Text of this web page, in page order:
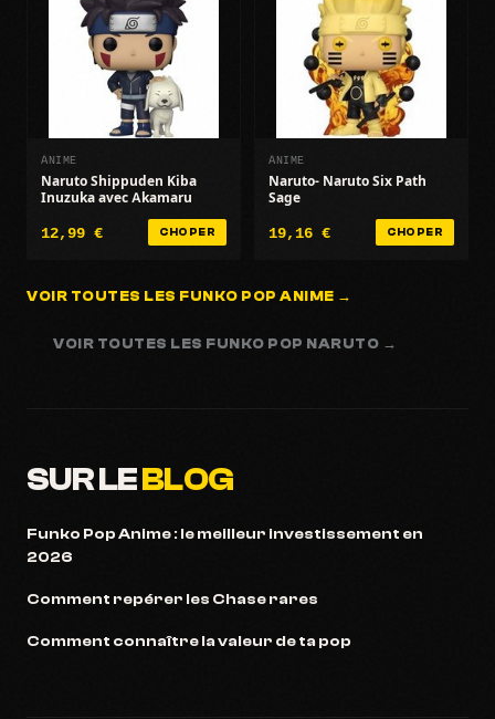
ANIME
Naruto Shippuden Kiba
Inuzuka avec Akamaru
12,99 € CHOPER
ANIME
Naruto- Naruto Six Path
Sage
19,16 € CHOPER
VOIR TOUTES LES FUNKO POP ANIME →
VOIR TOUTES LES FUNKO POP NARUTO →
SUR LEBLOG
Funko Pop Anime : le meilleur investissement en
2026
Comment repérer les Chase rares
Comment connaître la valeur de ta pop